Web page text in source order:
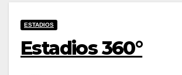
ESTADIOS
Estadios 360°